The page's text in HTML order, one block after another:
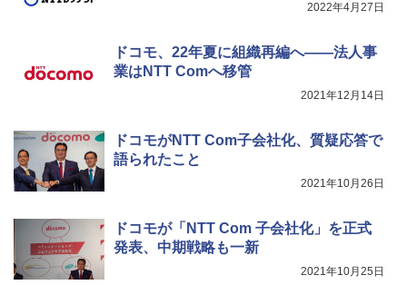
2022年4月27日
ドコモ、22年夏に組織再編へ――法人事
業はNTT Comへ移管
2021年12月14日
ドコモがNTT Com子会社化、質疑応答で
語られたこと
2021年10月26日
ドコモが「NTT Com 子会社化」を正式
発表、中期戦略も一新
2021年10月25日